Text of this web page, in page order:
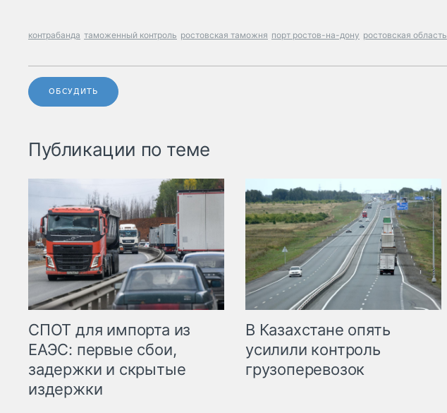
контрабанда таможенный контроль ростовская таможня порт ростов-на-дону ростовская область
ОБСУДИТЬ
Публикации по теме
СПОТ для импорта из
ЕАЭС: первые сбои,
задержки и скрытые
издержки
В Казахстане опять
усилили контроль
грузоперевозок